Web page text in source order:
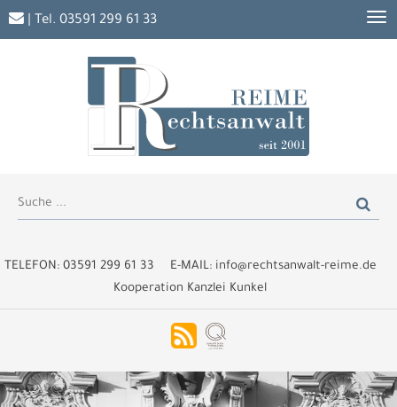
TELEFON: 03591 299 61 33 E-MAIL: info@rechtsanwalt-reime.de
Kooperation Kanzlei Kunkel
| Tel. 03591 299 61 33